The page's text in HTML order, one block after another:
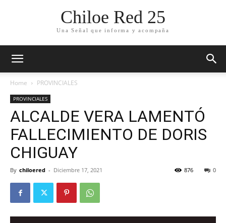
Chiloe Red 25
Una Señal que informa y acompaña
Home PROVINCIALES
PROVINCIALES
ALCALDE VERA LAMENTÓ
FALLECIMIENTO DE DORIS
CHIGUAY
By chiloered - Diciembre 17, 2021 0
876